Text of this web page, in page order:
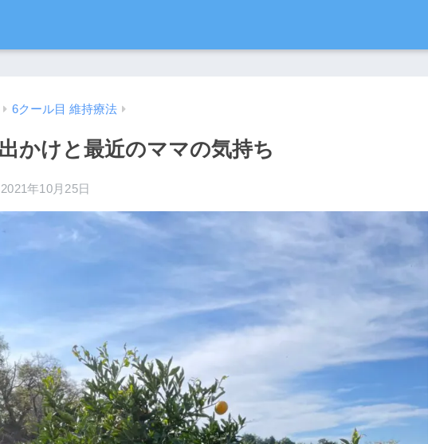
6クール目 維持療法
かけと最近のママの気持ち
2021年10月25日